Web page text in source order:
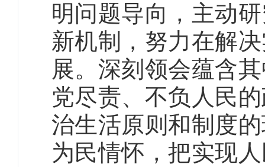
明问题导向，主动
新机制，努力在解
展。深刻领会蕴含
党尽责、不负人民
治生活原则和制度
为民情怀，把实现